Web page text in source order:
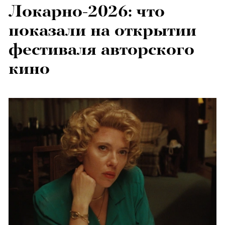
Локарно-2026: что
показали на открытии
фестиваля авторского
кино